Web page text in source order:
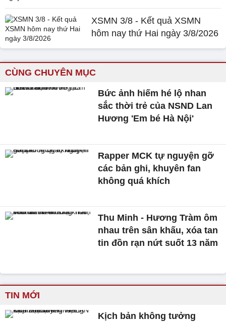
XSMN 3/8 - Kết quả XSMN
hôm nay thứ Hai ngày 3/8/2026
CÙNG CHUYÊN MỤC
Bức ảnh hiếm hé lộ nhan
sắc thời trẻ của NSND Lan
Hương 'Em bé Hà Nội'
Rapper MCK tự nguyện gỡ
các bản ghi, khuyên fan
không quá khích
Thu Minh - Hương Tràm ôm
nhau trên sân khấu, xóa tan
tin đồn rạn nứt suốt 13 năm
TIN MỚI
Kịch bản không tưởng